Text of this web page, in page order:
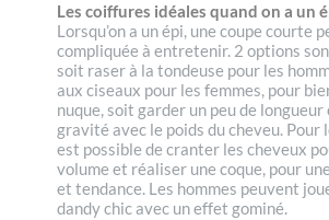
Les coiffures idéales quand on a un
Lorsqu’on a un épi, une coupe courte
compliquée à entretenir. 2 options
soit raser à la tondeuse pour les
aux ciseaux pour les femmes, pour
nuque, soit garder un peu de
gravité avec le poids du cheveu. Pour
est possible de cranter les cheveux
volume et réaliser une coque, pour
et tendance. Les hommes peuvent
dandy chic avec un effet gominé.